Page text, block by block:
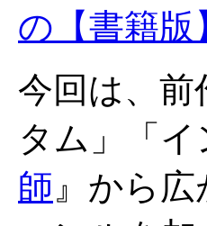
の【書籍
今回は、
タム」「
師 』から